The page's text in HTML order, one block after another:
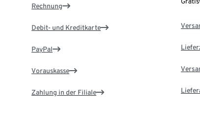
Rechnung
Debit- und Kreditkarte
PayPal
Vorauskasse
Zahlung in der Filiale